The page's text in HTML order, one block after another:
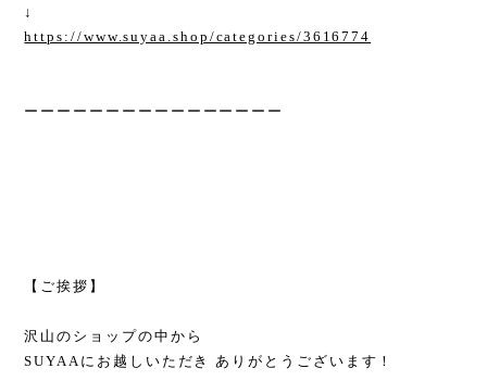
↓
https://www.suyaa.shop/categories/3616774
ーーーーーーーーーーーーーーーー
【ご挨拶】
沢山のショップの中から
SUYAAにお越しいただき ありがとうございます！